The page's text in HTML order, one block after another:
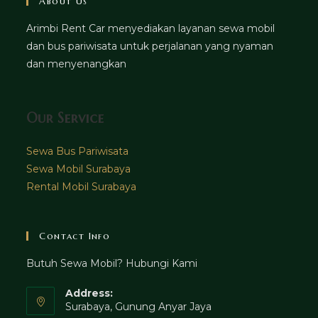
Arimbi Rent Car menyediakan layanan sewa mobil
dan bus pariwisata untuk perjalanan yang nyaman
dan menyenangkan
Our Service
Sewa Bus Pariwisata
Sewa Mobil Surabaya
Rental Mobil Surabaya
Contact Info
Butuh Sewa Mobil? Hubungi Kami
Address:
Surabaya, Gunung Anyar Jaya